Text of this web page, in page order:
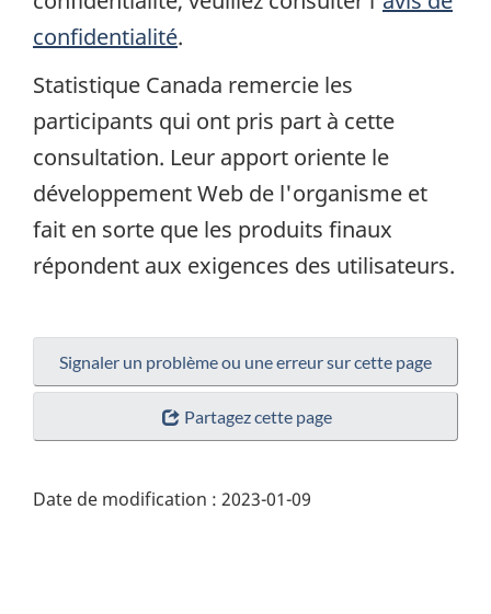
confidentialité.
Statistique Canada remercie les
participants qui ont pris part à cette
consultation. Leur apport oriente le
développement Web de l'organisme et
fait en sorte que les produits finaux
répondent aux exigences des utilisateurs.
Signaler un problème ou une erreur sur cette page
Partagez cette page
Date de modification : 2023-01-09